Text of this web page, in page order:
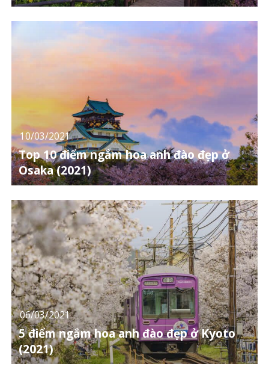
10/03/2021
Top 10 điểm ngắm hoa anh đào đẹp ở
Osaka (2021)
06/03/2021
5 điểm ngắm hoa anh đào đẹp ở Kyoto
(2021)